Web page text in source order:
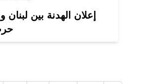
إعلان الهدنة بين